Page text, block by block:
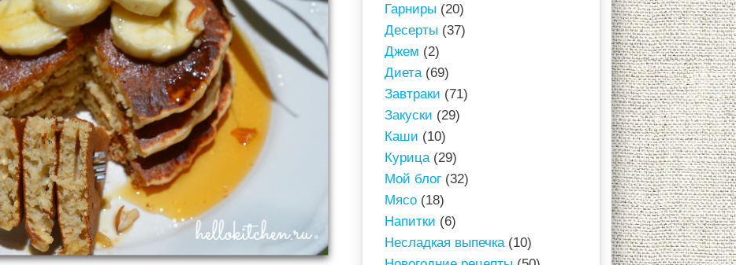
Гарниры (20)
Десерты (37)
Джем (2)
Диета(69)
Завтраки (71)
Закуски (29)
Каши (10)
Курица(29)
Мой блог (32)
Мясо (18)
Напитки (6)
Несладкая выпечка(10)